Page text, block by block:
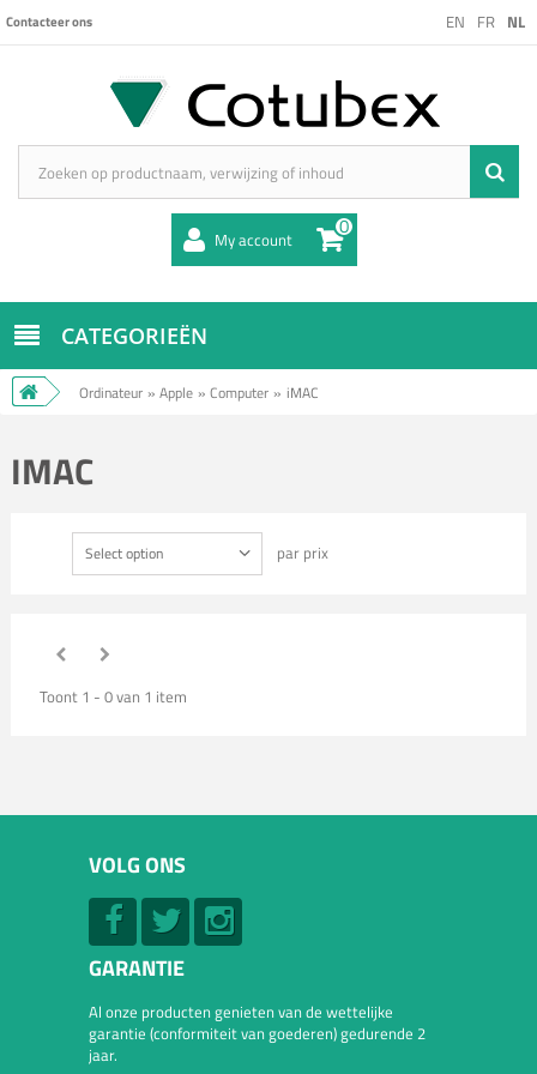
EN FR NL
Contacteer ons
My account 0
CATEGORIEËN
Ordinateur » Apple » Computer » iMAC
IMAC
Select option par prix
Toont 1 - 0 van 1 item
VOLG ONS
GARANTIE
Al onze producten genieten van de wettelijke
garantie (conformiteit van goederen) gedurende 2
jaar.